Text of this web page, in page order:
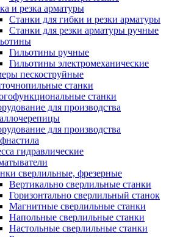
и резка арматуры
Станки для гибки и резки арматуры
Станки для резки арматуры ручные
Гильотины ручные
Гильотины электромеханические
пескоструйные
станки
станки
для производства
для производства
гидравлические
сверлильные, фрезерные
Вертикально сверлильные станки
Горизонтально сверлильный станок
Магнитные сверлильные станки
Напольные сверлильные станки
Настольные сверлильные станки